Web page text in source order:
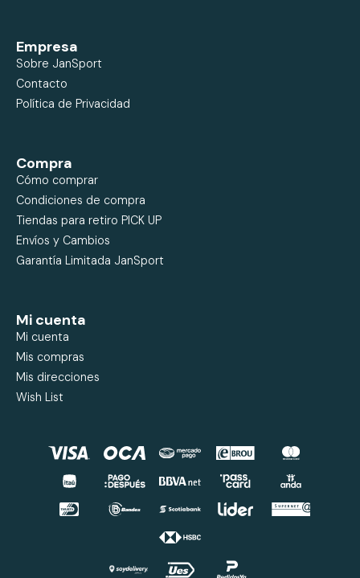
Empresa
Sobre JanSport
Contacto
Política de Privacidad
Compra
Cómo comprar
Condiciones de compra
Tiendas para retiro PICK UP
Envíos y Cambios
Garantía Limitada JanSport
Mi cuenta
Mi cuenta
Mis compras
Mis direcciones
Wish List